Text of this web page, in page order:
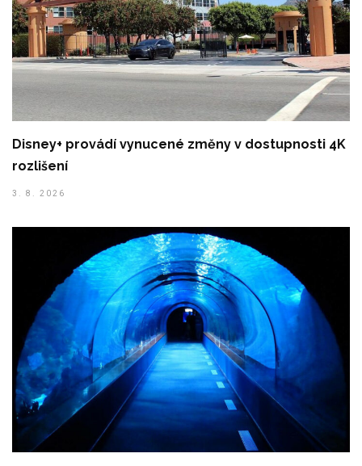
Disney+ provádí vynucené změny v dostupnosti 4K
rozlišení
3. 8. 2026